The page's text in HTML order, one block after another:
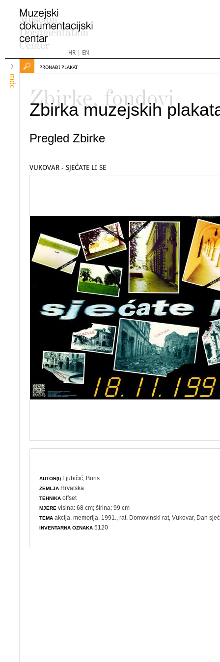
HR| EN
mdc
PRONAĐI PLAKAT
Zbirke, fondovi
Zbirka muzejskih
Pregled Zbirke
VUKOVAR - SJEĆATE LI SE
AUTOR(I) Ljubičić, Boris
ZEMLJA Hrvatska
TEHNIKA offset
MJERE visina: 68 cm; širina: 99 cm
TEMA akcija ,memorija , 1991.,rat Domovinski rat , Vukovar, Dan
INVENTARNA OZNAKA 5120